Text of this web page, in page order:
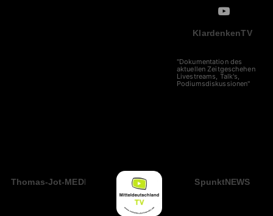
KlardenkenTV
"Dokumentation des
aktuellen Zeitgeschehens,
Livestreams, Talk's,
Podiumsdiskussionen"
Thomas-Jot-MEDIA SpunktNEWS